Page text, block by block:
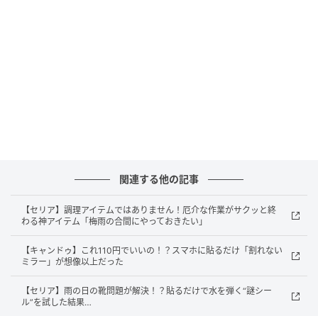
暮らしニスタ
このアイテムの正体は、『ステーショナリースタンド
丸型』／セリア 110円（税込）。ペンなどの文具を収
納できるスタンドでした。
関連する他の記事
【セリア】調理アイテムではありません！厄介な作業がサクッと終
わる神アイテム「梅雨の合間にやっておきたい」
【キャンドゥ】これ110円でいいの！？スマホに貼るだけ「割れない
ミラー」が想像以上だった
【セリア】雨の日の靴問題が解決！？貼るだけで水を弾く“謎シー
ル”を試した結果…